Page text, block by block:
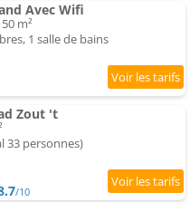
Avec Wifi
m²
1 salle de bains
Zout 't
33 personnes)
/10